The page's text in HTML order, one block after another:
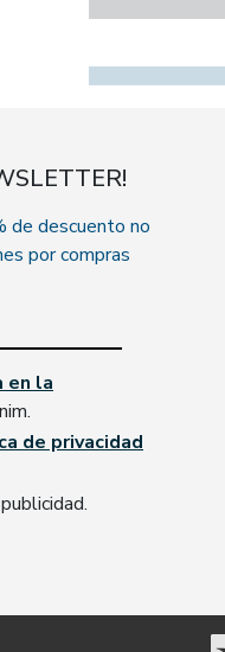
de descuento no
por compras
en la
de privacidad